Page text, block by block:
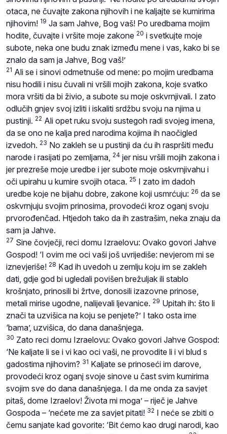
otaca, ne čuvajte zakona njihovih i ne kaljajte se kumirima
njihovim! 19 Ja sam Jahve, Bog vaš! Po uredbama mojim
hodite, čuvajte i vršite moje zakone 20 i svetkujte moje
subote, neka one budu znak između mene i vas, kako bi se
znalo da sam ja Jahve, Bog vaš!’
21 Ali se i sinovi odmetnuše od mene: po mojim uredbama
nisu hodili i nisu čuvali ni vršili mojih zakona, koje svatko
mora vršiti da bi živio, a subote su moje oskvrnjivali. I zato
odlučih gnjev svoj izliti i iskaliti srdžbu svoju na njima u
pustinji. 22 Ali opet ruku svoju sustegoh radi svojeg imena,
da se ono ne kalja pred narodima kojima ih naočigled
izvedoh. 23 No zakleh se u pustinji da ću ih raspršiti među
narode i rasijati po zemljama, 24 jer nisu vršili mojih zakona i
jer prezreše moje uredbe i jer subote moje oskvrnjivahu i
oči upirahu u kumire svojih otaca. 25 I zato im dadoh
uredbe koje ne bijahu dobre, zakone koji usmrćuju: 26 da se
oskvrnjuju svojim prinosima, provodeći kroz oganj svoju
prvorođenčad. Htjedoh tako da ih zastrašim, neka znaju da
sam ja Jahve.
27 Sine čovječji, reci domu Izraelovu: Ovako govori Jahve
Gospod! ‘I ovim me oci vaši još uvrijediše: nevjerom mi se
iznevjeriše! 28 Kad ih uvedoh u zemlju koju im se zakleh
dati, gdje god bi ugledali povišen brežuljak ili stablo
krošnjato, prinosili bi žrtve, donosili izazovne prinose,
metali mirise ugodne, nalijevali ljevanice. 29 Upitah ih: što li
znači ta uzvišica na koju se penjete?’ I tako osta ime
‘bama’, uzvišica, do dana današnjega.
30 Zato reci domu Izraelovu: Ovako govori Jahve Gospod:
‘Ne kaljate li se i vi kao oci vaši, ne provodite li i vi blud s
gadostima njihovim? 31 Kaljate se prinoseći im darove,
provodeći kroz oganj svoje sinove u čast svim kumirima
svojim sve do dana današnjega. I da me onda za savjet
pitaš, dome Izraelov! Života mi moga’ – riječ je Jahve
Gospoda – ‘nećete me za savjet pitati! 32 I neće se zbiti o
čemu sanjate kad govorite: ‘Bit ćemo kao drugi narodi, kao